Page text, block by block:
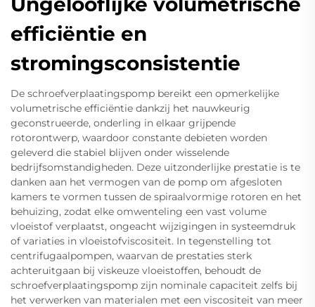
efficiëntie en
stromingsconsistentie
De schroefverplaatingspomp bereikt een opmerkelijke
volumetrische efficiëntie dankzij het nauwkeurig
geconstrueerde, onderling in elkaar grijpende
rotorontwerp, waardoor constante debieten worden
geleverd die stabiel blijven onder wisselende
bedrijfsomstandigheden. Deze uitzonderlijke prestatie is te
danken aan het vermogen van de pomp om afgesloten
kamers te vormen tussen de spiraalvormige rotoren en het
behuizing, zodat elke omwenteling een vast volume
vloeistof verplaatst, ongeacht wijzigingen in systeemdruk
of variaties in vloeistofviscositeit. In tegenstelling tot
centrifugaalpompen, waarvan de prestaties sterk
achteruitgaan bij viskeuze vloeistoffen, behoudt de
schroefverplaatingspomp zijn nominale capaciteit zelfs bij
het verwerken van materialen met een viscositeit van meer